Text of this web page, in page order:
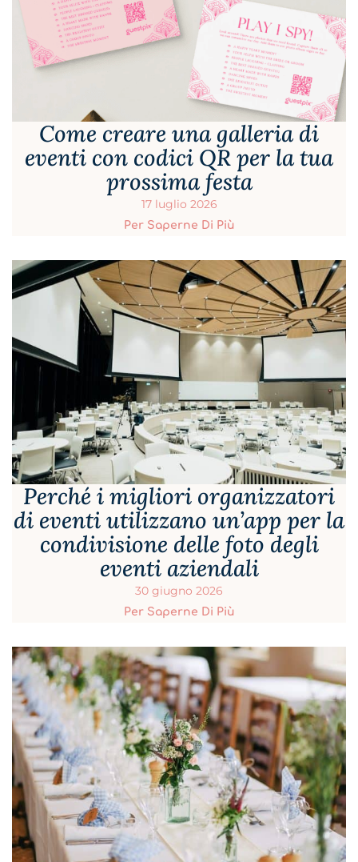
Come creare una galleria di
eventi con codici QR per la tua
prossima festa
17 luglio 2026
Per Saperne Di Più
Perché i migliori organizzatori
di eventi utilizzano un’app per la
condivisione delle foto degli
eventi aziendali
30 giugno 2026
Per Saperne Di Più